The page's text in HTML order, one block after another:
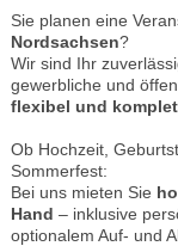
Sie planen eine
Nordsachsen?
Wir sind Ihr
gewerbliche und
flexibel und
Ob Hochzeit,
Sommerfest:
Bei uns mieten Sie
Hand – inklusive
optionalem Auf- und